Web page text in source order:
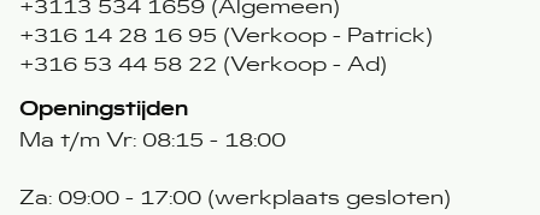
+3113 534 1659 (Algemeen)
+316 14 28 16 95 (Verkoop - Patrick)
+316 53 44 58 22 (Verkoop - Ad)
Openingstijden
Ma t/m Vr: 08:15 - 18:00
Za: 09:00 - 17:00 (werkplaats gesloten)